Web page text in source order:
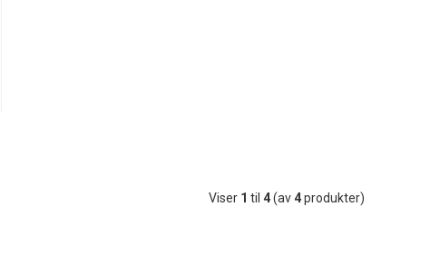
Viser 1 til 4(av4produkter)